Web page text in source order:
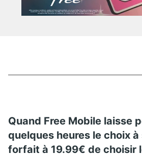
Quand Free Mobile laisse
quelques heures le choix
forfait à 19.99€ de choisir